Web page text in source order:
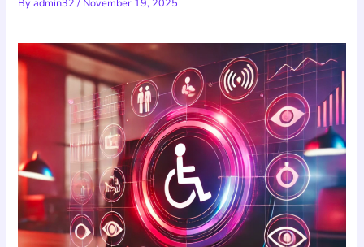
Byadmin32/ November 19, 2025